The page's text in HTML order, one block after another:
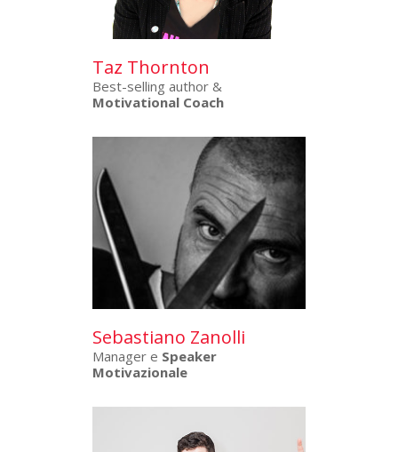
Taz Thornton
Best-selling author &
Motivational Coach
Sebastiano Zanolli
Manager e Speaker
Motivazionale